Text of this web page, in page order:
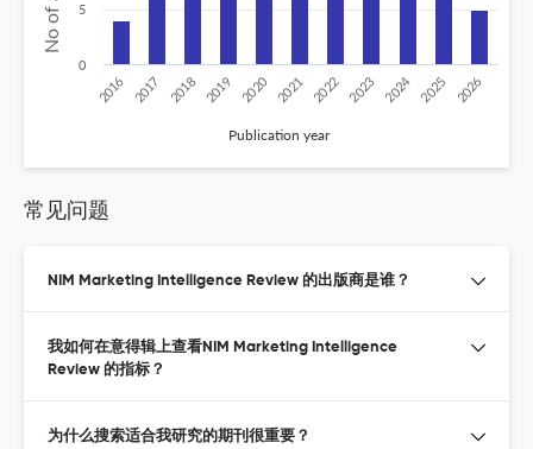
Publication year
2016 2017 2018 2019 2020 2021 2022 2023 2024 2025 2026
0
5
常见问题
NIM Marketing Intelligence Review 的出版商是谁？
我如何在意得辑上查看NIM Marketing Intelligence
Review 的指标？
为什么搜索适合我研究的期刊很重要？